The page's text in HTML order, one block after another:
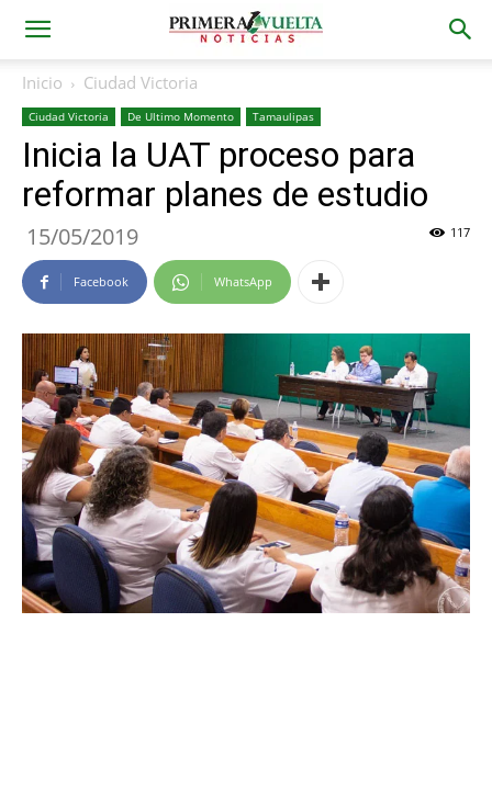
Inicio Ciudad Victoria
Ciudad Victoria De Ultimo Momento Tamaulipas
Inicia la UAT proceso para
reformar planes de estudio
15/05/2019 117
Facebook WhatsApp